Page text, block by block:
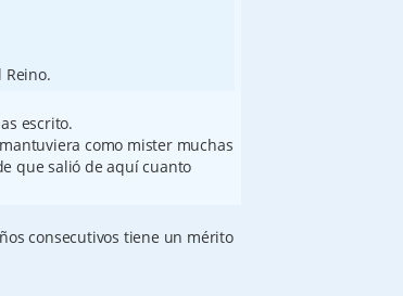
escrito.
como mister muchas
que salió de aquí cuanto
consecutivos tiene un mérito